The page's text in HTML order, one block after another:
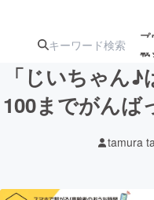
プ
載
ジェク
「じいちゃん
100までがん
tamura